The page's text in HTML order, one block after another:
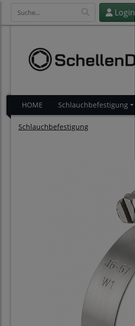
Login
HOME Schlauchbefestigung
Schlauchbefestigung